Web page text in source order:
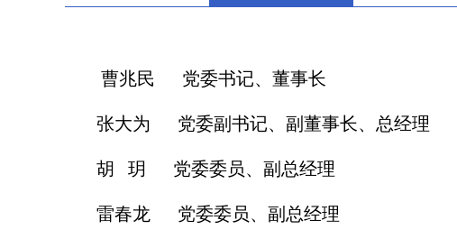
曹兆民 党委书记、董事长
张大为 党委副书记、副董事长、总经理
胡 玥 党委委员、副总经理
雷春龙 党委委员、副总经理